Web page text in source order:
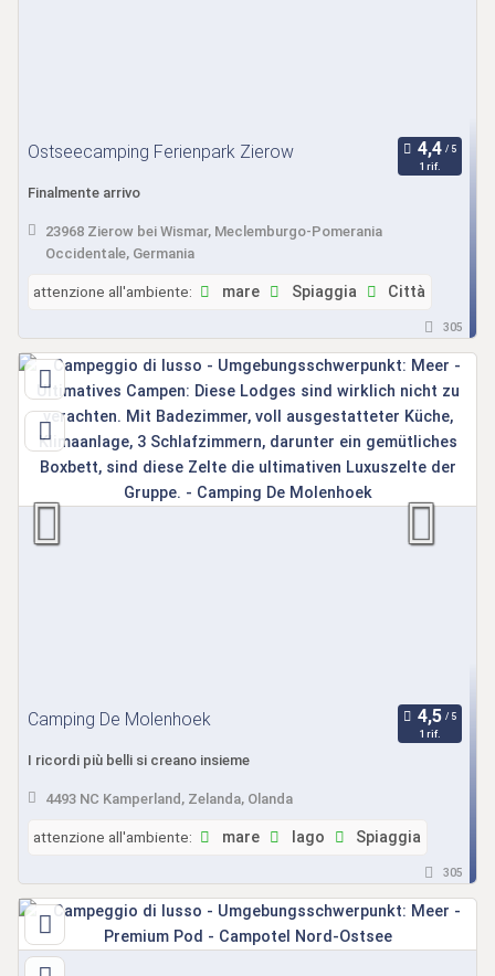
Ostseecamping Ferienpark Zierow
1 rif.
Finalmente arrivo
23968 Zierow bei Wismar, Meclemburgo-Pomerania
Occidentale, Germania
attenzione all'ambiente: mare Spiaggia Città
305
Camping De Molenhoek
1 rif.
I ricordi più belli si creano insieme
4493 NC Kamperland, Zelanda, Olanda
attenzione all'ambiente: mare lago Spiaggia
305